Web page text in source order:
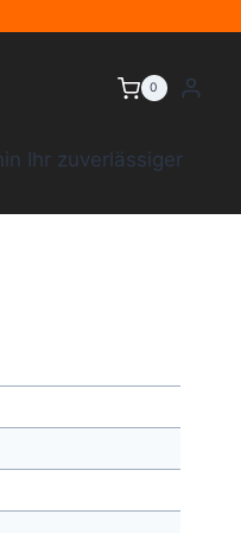
0
Ihr zuverlässiger